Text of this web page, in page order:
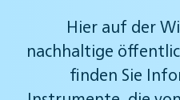
Hier auf der
nachhaltige
finden Sie